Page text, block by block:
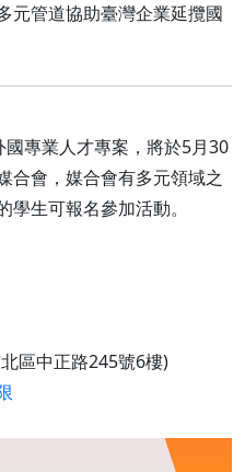
元管道協助臺灣企業延攬國
專業人才專案，將於5月30
合會，媒合會有多元領域之
生可報名參加活動。
區中正路245號6樓)